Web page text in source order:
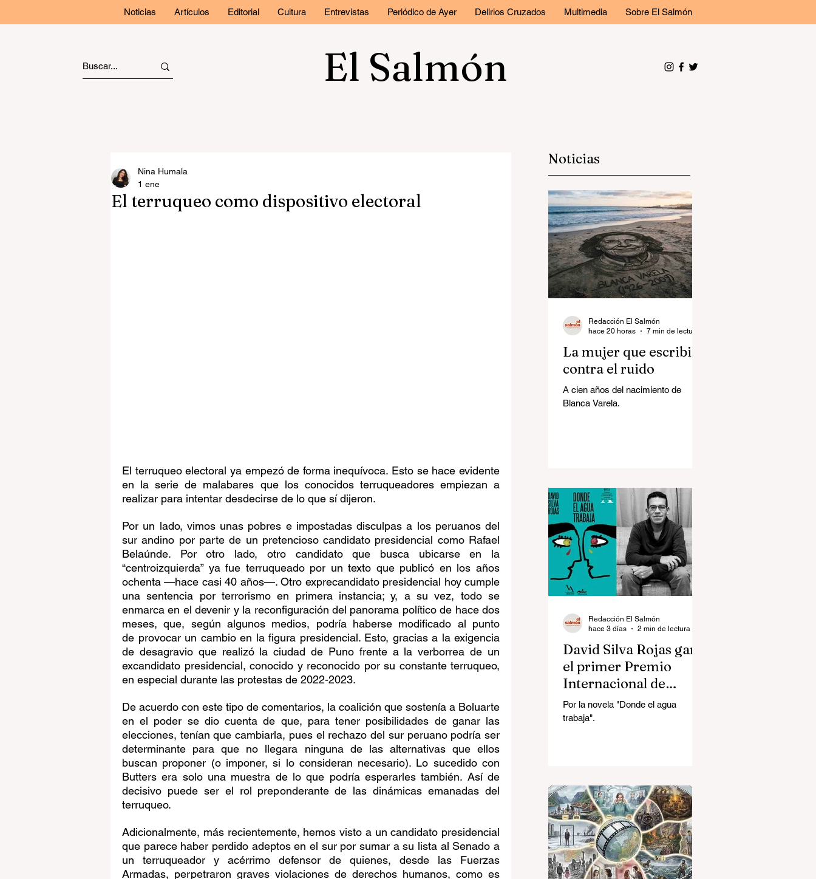
Noticias Artículos Editorial Cultura Entrevistas Periódico de Ayer Delirios Cruzados Multimedia Sobre El Salmón
El Salmón
El terruqueo como dispositivo electoral
Nina Humala
1 ene
El terruqueo electoral ya empezó de forma inequívoca. Esto se hace evidente
en la serie de malabares que los conocidos terruqueadores empiezan a
realizar para intentar desdecirse de lo que sí dijeron.
Por un lado, vimos unas pobres e impostadas disculpas a los peruanos del
sur andino por parte de un pretencioso candidato presidencial como Rafael
Belaúnde. Por otro lado, otro candidato que busca ubicarse en la
“centroizquierda” ya fue terruqueado por un texto que publicó en los años
ochenta —hace casi 40 años—. Otro exprecandidato presidencial hoy cumple
una sentencia por terrorismo en primera instancia; y, a su vez, todo se
enmarca en el devenir y la reconfiguración del panorama político de hace dos
meses, que, según algunos medios, podría haberse modificado al punto
de provocar un cambio en la figura presidencial. Esto, gracias a la exigencia
de desagravio que realizó la ciudad de Puno frente a la verborrea de un
excandidato presidencial, conocido y reconocido por su constante terruqueo,
en especial durante las protestas de 2022-2023.
De acuerdo con este tipo de comentarios, la coalición que sostenía a Boluarte
en el poder se dio cuenta de que, para tener posibilidades de ganar las
elecciones, tenían que cambiarla, pues el rechazo del sur peruano podría ser
determinante para que no llegara ninguna de las alternativas que ellos
buscan proponer (o imponer, si lo consideran necesario). Lo sucedido con
Butters era solo una muestra de lo que podría esperarles también. Así de
decisivo puede ser el rol preponderante de las dinámicas emanadas del
terruqueo.
Adicionalmente, más recientemente, hemos visto a un candidato presidencial
que parece haber perdido adeptos en el sur por sumar a su lista al Senado a
un terruqueador y acérrimo defensor de quienes, desde las Fuerzas
Armadas, perpetraron graves violaciones de derechos humanos, como es
Noticias
La mujer que escribió
contra el ruido
A cien años del nacimiento de
Blanca Varela.
Redacción El Salmón
hace 20 horas
7 min de lectura
David Silva Rojas ganó
el primer Premio
Internacional de
Novela Breve Almadía
Ventosa-Arrufat
Por la novela "Donde el agua
trabaja".
Redacción El Salmón
hace 3 días
2 min de lectura